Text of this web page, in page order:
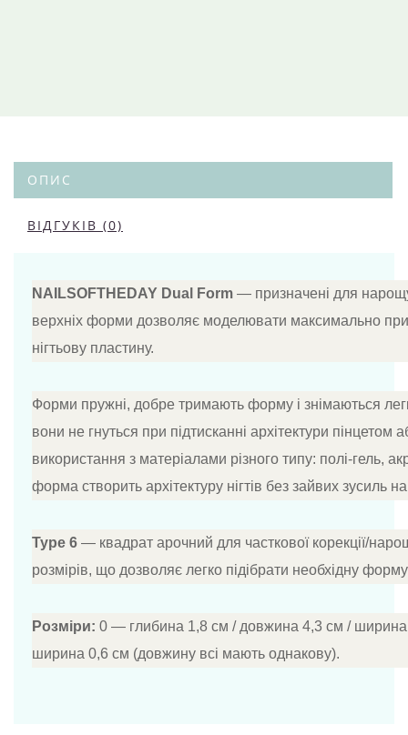
ОПИС
ВІДГУКІВ (0)
NAILSOFTHEDAY Dual Form — призначені для
верхніх форми дозволяє моделювати максимально
нігтьову пластину.
Форми пружні, добре тримають форму і знімаються
вони не гнуться при підтисканні архітектури
використання з матеріалами різного типу: полі-гель,
форма створить архітектуру нігтів без зайвих зусиль
Type 6 — квадрат арочний для часткової корекції/
розмірів, що дозволяє легко підібрати необхідну
Розміри: 0 — глибина 1,8 см / довжина 4,3 см /
ширина 0,6 см (довжину всі мають однакову).